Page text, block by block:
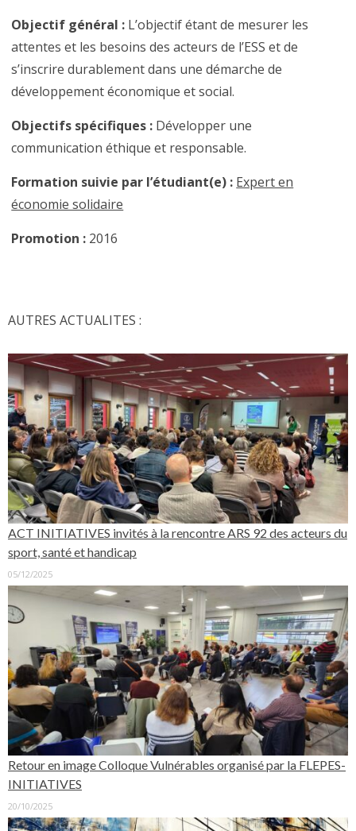
Objectif général : L’objectif étant de mesurer les
attentes et les besoins des acteurs de l’ESS et de
s’inscrire durablement dans une démarche de
développement économique et social.
Objectifs spécifiques : Développer une
communication éthique et responsable.
Formation suivie par l’étudiant(e) : Expert en
économie solidaire
Promotion : 2016
AUTRES ACTUALITES :
ACT INITIATIVES invités à la rencontre ARS 92 des acteurs du
sport, santé et handicap
05/12/2025
Retour en image Colloque Vulnérables organisé par la FLEPES-
INITIATIVES
20/10/2025